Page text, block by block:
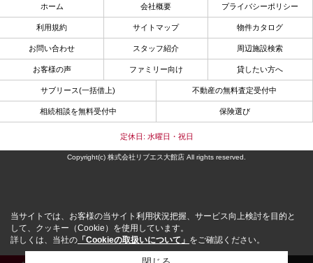
ホーム 会社概要 プライバシーポリシー
利用規約 サイトマップ 物件カタログ
お問い合わせ スタッフ紹介 周辺施設検索
お客様の声 ファミリー向け 貸したい方へ
サブリース(一括借上) 不動産の無料査定受付中
相続相談を無料受付中 保険選び
定休日: 水曜日・祝日
Copyright(c) 株式会社リブエス大館店 All rights reserved.
当サイトでは、お客様の当サイト利用状況把握、サービス向上検討を目的と
して、クッキー（Cookie）を使用しています。
詳しくは、当社の 「Cookieの取扱いについて」 をご確認ください。